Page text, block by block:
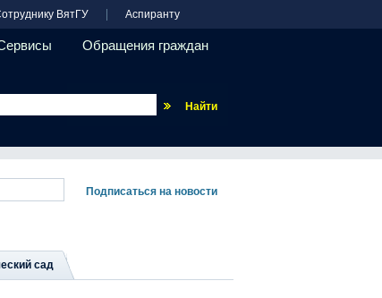
ВятГУ Аспиранту
Обращения граждан
сад